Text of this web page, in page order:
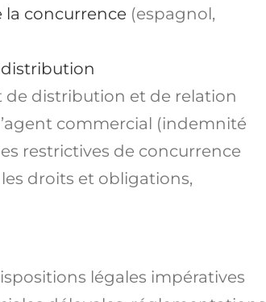
la concurrence(espagnol,
de distribution et de relation
commercial (indemnité
restrictives de concurrence
droits et obligations,
légales impératives